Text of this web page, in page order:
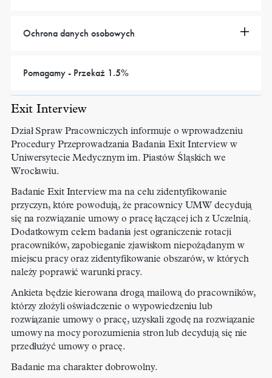
Ochrona danych osobowych
Pomagamy - Przekaż 1.5%
Exit Interview
Dział Spraw Pracowniczych informuje o wprowadzeniu
Procedury Przeprowadzania Badania Exit Interview w
Uniwersytecie Medycznym im. Piastów Śląskich we
Wrocławiu.
Badanie Exit Interview ma na celu zidentyfikowanie
przyczyn, które powodują, że pracownicy UMW decydują
się na rozwiązanie umowy o pracę łączącej ich z Uczelnią.
Dodatkowym celem badania jest ograniczenie rotacji
pracowników, zapobieganie zjawiskom niepożądanym w
miejscu pracy oraz zidentyfikowanie obszarów, w których
należy poprawić warunki pracy.
Ankieta będzie kierowana drogą mailową do pracowników,
którzy złożyli oświadczenie o wypowiedzeniu lub
rozwiązanie umowy o pracę, uzyskali zgodę na rozwiązanie
umowy na mocy porozumienia stron lub decydują się nie
przedłużyć umowy o pracę.
Badanie ma charakter dobrowolny.